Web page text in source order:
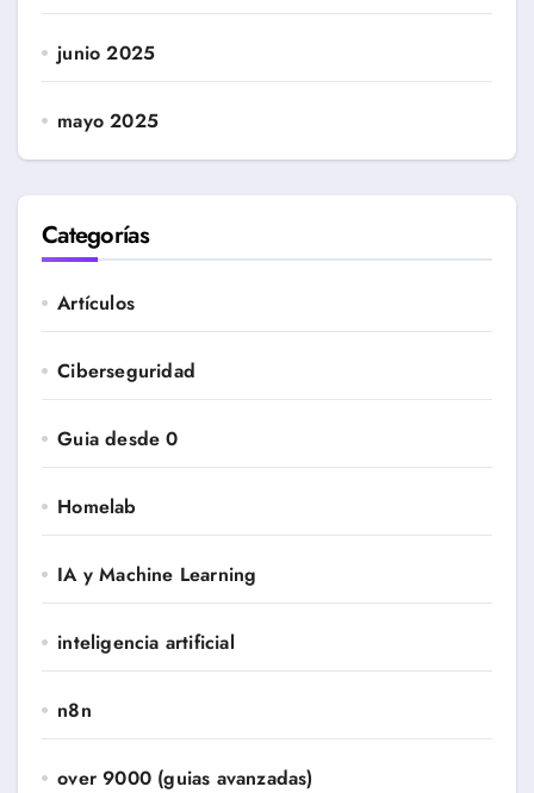
junio 2025
mayo 2025
Categorías
Artículos
Ciberseguridad
Guia desde 0
Homelab
IA y Machine Learning
inteligencia artificial
n8n
over 9000 (guias avanzadas)